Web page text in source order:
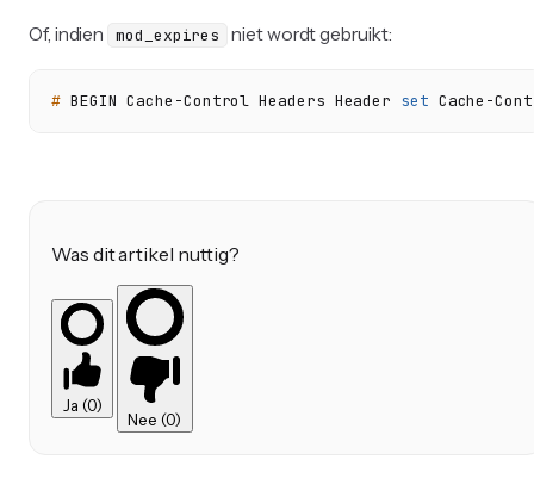
Of, indien mod_expires niet wordt gebruikt:
# BEGIN Cache-Control Headers Header set Cache-
Was dit artikel nuttig?
Ja (0)
Nee (0)